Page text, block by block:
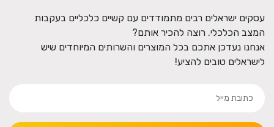
עסקים ישראלים רבים מתמודדים עם קשיים כלכליים בעקבות
המצב הכלכלי. רוצה להכיר אותם?
אנחנו נעדכן אתכם בכל המוצרים והשרותים המיוחדים שיש
לישראלים טובים להציע!